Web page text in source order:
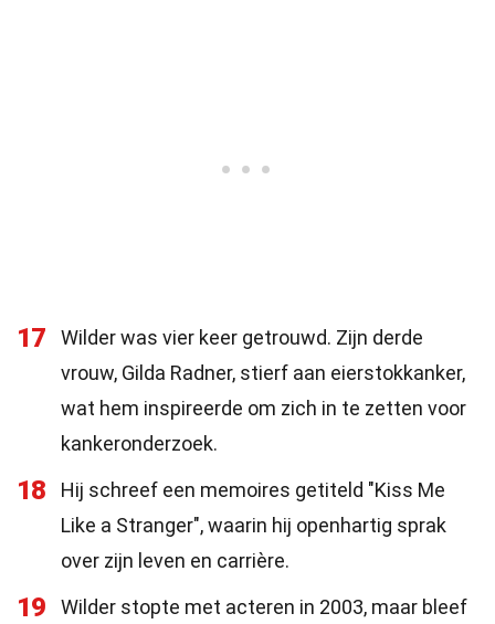
17
Wilder was vier keer getrouwd. Zijn derde
vrouw, Gilda Radner, stierf aan eierstokkanker,
wat hem inspireerde om zich in te zetten voor
kankeronderzoek.
18
Hij schreef een memoires getiteld "Kiss Me
Like a Stranger", waarin hij openhartig sprak
over zijn leven en carrière.
19
Wilder stopte met acteren in 2003, maar bleef